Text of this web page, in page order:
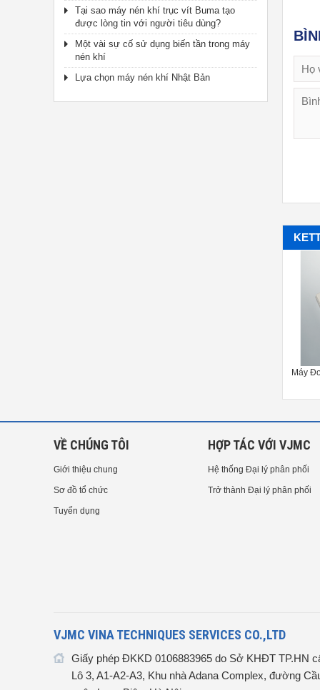
Tại sao máy nén khí trục vít Buma tạo
được lòng tin với người tiêu dùng?
Một vài sự cố sử dụng biến tần trong máy
nén khí
Lựa chọn máy nén khí Nhật Bản
Máy
VỀ CHÚNG TÔI
Giới thiệu chung
Sơ đồ tổ chức
Tuyển dụng
HỢP TÁC VỚI VJMC
Hệ thống Đại lý phân phối
Trở thành Đại lý phân phối
VJMC VINA TECHNIQUES SERVICES CO.,LTD
Giấy phép ĐKKD 0106883965 do Sở KHĐT TP.HN
Lô 3, A1-A2-A3, Khu nhà Adana Complex, đường